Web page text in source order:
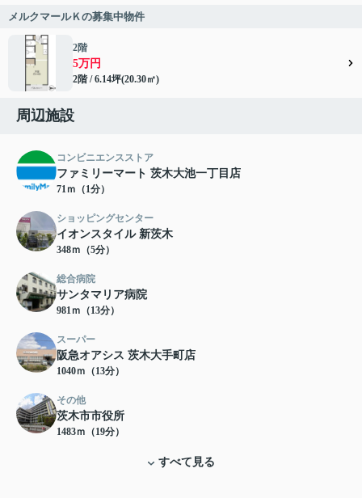
メルクマールＫの募集中物件
2階
5万円
2階 / 6.14坪(20.30㎡)
周辺施設
コンビニエンスストア
ファミリーマート 茨木大池一丁目店
71ｍ（1分）
ショッピングセンター
イオンスタイル 新茨木
348ｍ（5分）
総合病院
サンタマリア病院
981ｍ（13分）
スーパー
阪急オアシス 茨木大手町店
1040ｍ（13分）
その他
茨木市市役所
1483ｍ（19分）
すべて見る